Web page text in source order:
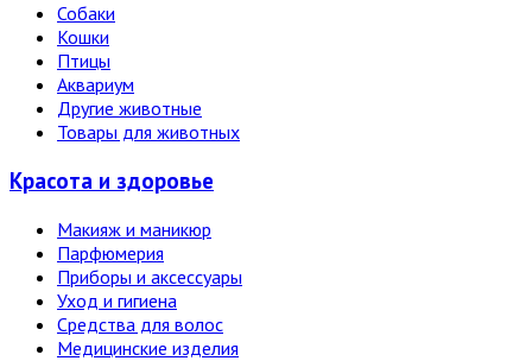
Собаки
Кошки
Птицы
Аквариум
Другие животные
Товары для животных
Красота и здоровье
Макияж и маникюр
Парфюмерия
Приборы и аксессуары
Уход и гигиена
Средства для волос
Медицинские изделия